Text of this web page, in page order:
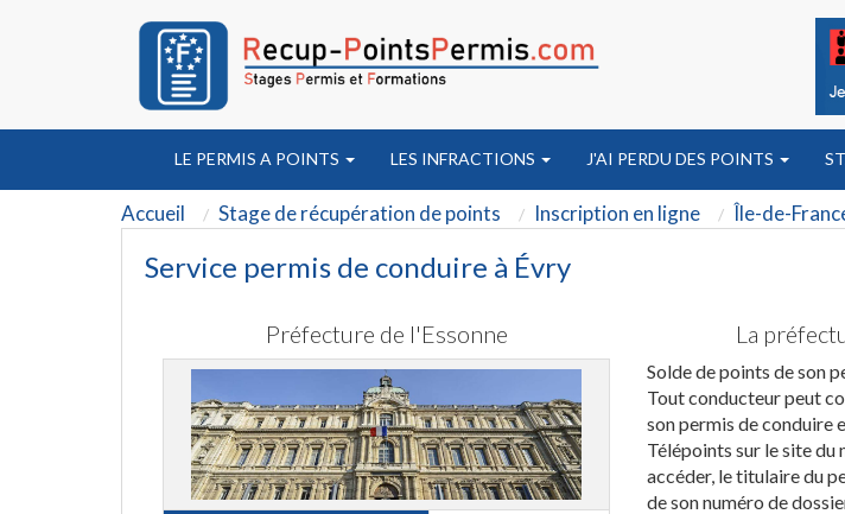
LE PERMIS A POINTS LES INFRACTIONS J'AI PERDU DES POINTS
Accueil Stage de récupération de points Inscription en ligne Île-de-
Service permis de conduire à Évry
Préfecture de l'Essonne La
Solde de points de son
Tout conducteur peut
son permis de conduire
Télépoints sur le site du
accéder, le titulaire du
de son numéro de